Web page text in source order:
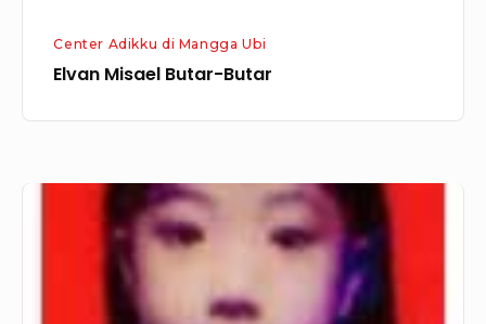
Center Adikku di Mangga Ubi
Elvan Misael Butar-Butar
Margaretha